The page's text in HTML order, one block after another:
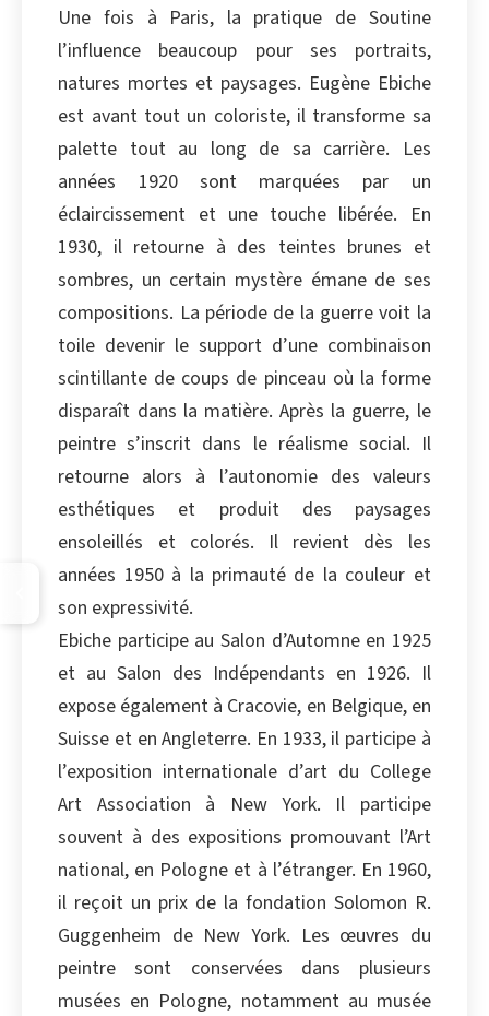
Une fois à Paris, la pratique de Soutine
l’influence beaucoup pour ses portraits,
natures mortes et paysages. Eugène Ebiche
est avant tout un coloriste, il transforme sa
palette tout au long de sa carrière. Les
années 1920 sont marquées par un
éclaircissement et une touche libérée. En
1930, il retourne à des teintes brunes et
sombres, un certain mystère émane de ses
compositions. La période de la guerre voit la
toile devenir le support d’une combinaison
scintillante de coups de pinceau où la forme
disparaît dans la matière. Après la guerre, le
peintre s’inscrit dans le réalisme social. Il
retourne alors à l’autonomie des valeurs
esthétiques et produit des paysages
ensoleillés et colorés. Il revient dès les
années 1950 à la primauté de la couleur et
son expressivité.
Ebiche participe au Salon d’Automne en 1925
et au Salon des Indépendants en 1926. Il
expose également à Cracovie, en Belgique, en
Suisse et en Angleterre. En 1933, il participe à
l’exposition internationale d’art du College
Art Association à New York. Il participe
souvent à des expositions promouvant l’Art
national, en Pologne et à l’étranger. En 1960,
il reçoit un prix de la fondation Solomon R.
Guggenheim de New York. Les œuvres du
peintre sont conservées dans plusieurs
musées en Pologne, notamment au musée